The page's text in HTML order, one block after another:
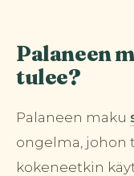
Palaneen
tulee?
Palaneen maku
ongelma, johon
kokeneetkin